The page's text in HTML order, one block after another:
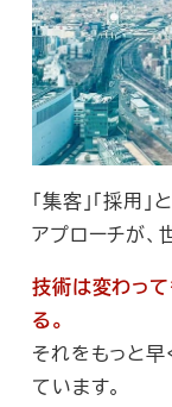
「集客」「採用
アプローチが、
技術は変わっ
る。
それをもっと
ています。